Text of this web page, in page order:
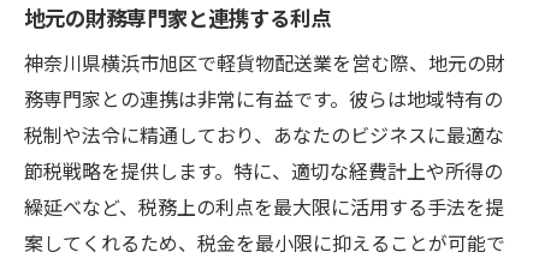
旭区での独自戦略によるコスト削減法
他社との差別化に繋がる税制活用術
市場の変化に対応した柔軟な節税プラン
地域経済の動向を踏まえた節税アプローチ
業界トレンドを取り入れた革新的な節税戦
略
地元の財務専門家と連携する利点
神奈川県横浜市旭区で軽貨物配送業を営む際、地元の財
務専門家との連携は非常に有益です。彼らは地域特有の
税制や法令に精通しており、あなたのビジネスに最適な
節税戦略を提供します。特に、適切な経費計上や所得の
繰延べなど、税務上の利点を最大限に活用する手法を提
案してくれるため、税金を最小限に抑えることが可能で